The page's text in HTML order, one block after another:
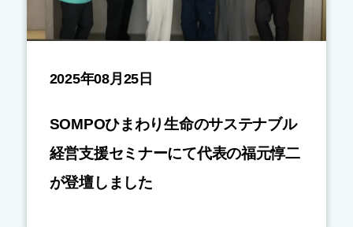
2025年08月25日
SOMPOひまわり生命のサステナブル
経営支援セミナーにて代表の福元惇二
が登壇しました